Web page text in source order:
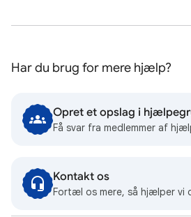
Har du brug for mere hjælp?
Opret et opslag i
Få svar fra medlemmer af
Kontakt os
Fortæl os mere, så hjælper vi